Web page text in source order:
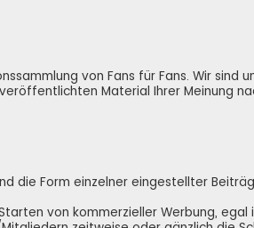
von Fans für Fans. Wir sind
Material Ihrer Meinung
die Form einzelner eingestellter
von kommerzieller Werbung, egal